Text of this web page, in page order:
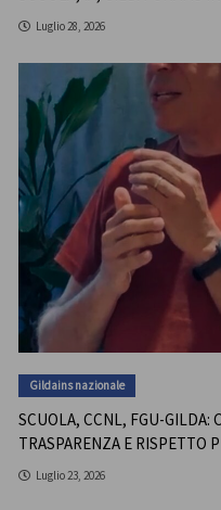
Luglio 28, 2026
Gildains nazionale
SCUOLA, CCNL, FGU-GILDA:
TRASPARENZA E RISPETTO
Luglio 23, 2026